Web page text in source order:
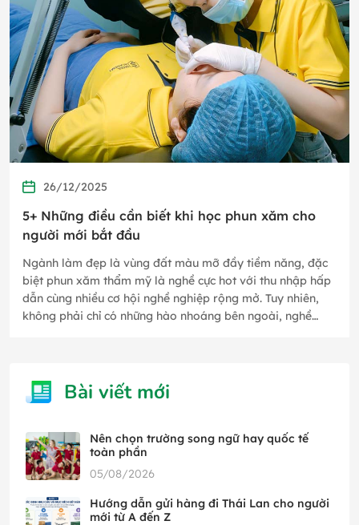
26/12/2025
5+ Những điều cần biết khi học phun xăm cho
người mới bắt đầu
Ngành làm đẹp là vùng đất màu mỡ đầy tiềm năng, đặc
biệt phun xăm thẩm mỹ là nghề cực hot với thu nhập hấp
dẫn cùng nhiều cơ hội nghề nghiệp rộng mở. Tuy nhiên,
không phải chỉ có những hào nhoáng bên ngoài, nghề
Bài viết mới
Nên chọn trường song ngữ hay quốc tế
toàn phần
05/08/2026
Hướng dẫn gửi hàng đi Thái Lan cho người
mới từ A đến Z